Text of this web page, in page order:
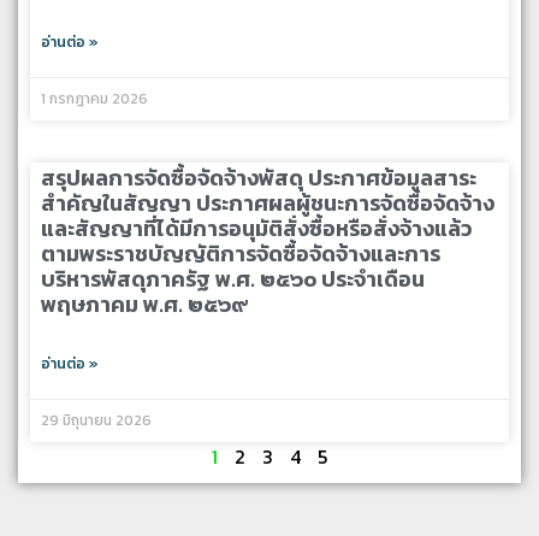
อ่านต่อ »
1 กรกฎาคม 2026
สรุปผลการจัดซื้อจัดจ้างพัสดุ ประกาศข้อมูลสาระ
สำคัญในสัญญา ประกาศผลผู้ชนะการจัดซื้อจัดจ้าง
และสัญญาที่ได้มีการอนุมัติสั่งซื้อหรือสั่งจ้างแล้ว
ตามพระราชบัญญัติการจัดซื้อจัดจ้างและการ
บริหารพัสดุภาครัฐ พ.ศ. ๒๕๖๐ ประจำเดือน
พฤษภาคม พ.ศ. ๒๕๖๙
อ่านต่อ »
29 มิถุนายน 2026
1 2 3 4 5